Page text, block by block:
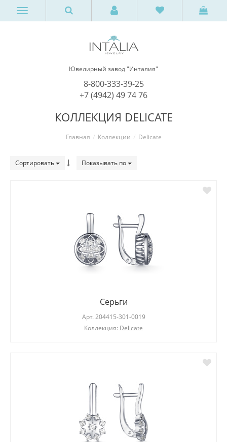
Ювелирный завод "Инталия"
8-800-333-39-25
+7 (4942) 49 74 76
КОЛЛЕКЦИЯ DELICATE
Главная Коллекции Delicate
Сортировать Показывать по
Серьги
Арт. 204415-301-0019
Коллекция: Delicate